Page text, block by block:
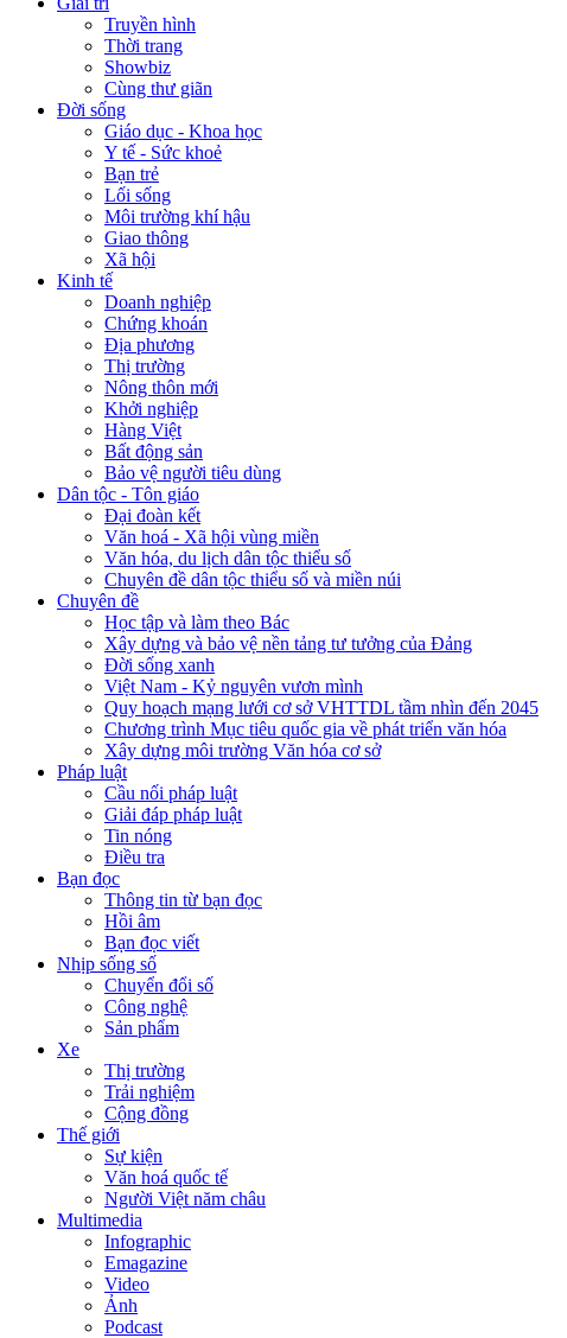
Truyền hình
Thời trang
Showbiz
Cùng thư giãn
Đời sống
Giáo dục - Khoa học
Y tế - Sức khoẻ
Bạn trẻ
Lối sống
Môi trường khí hậu
Giao thông
Xã hội
Kinh tế
Doanh nghiệp
Chứng khoán
Địa phương
Thị trường
Nông thôn mới
Khởi nghiệp
Hàng Việt
Bất động sản
Bảo vệ người tiêu dùng
Dân tộc - Tôn giáo
Đại đoàn kết
Văn hoá - Xã hội vùng miền
Văn hóa, du lịch dân tộc thiểu số
Chuyên đề dân tộc thiểu số và miền núi
Chuyên đề
Học tập và làm theo Bác
Xây dựng và bảo vệ nền tảng tư tưởng của Đảng
Đời sống xanh
Việt Nam - Kỷ nguyên vươn mình
Quy hoạch mạng lưới cơ sở VHTTDL tầm nhìn đến 2045
Chương trình Mục tiêu quốc gia về phát triển văn hóa
Xây dựng môi trường Văn hóa cơ sở
Pháp luật
Cầu nối pháp luật
Giải đáp pháp luật
Tin nóng
Điều tra
Bạn đọc
Thông tin từ bạn đọc
Hồi âm
Bạn đọc viết
Nhịp sống số
Chuyển đổi số
Công nghệ
Sản phẩm
Xe
Thị trường
Trải nghiệm
Cộng đồng
Thế giới
Sự kiện
Văn hoá quốc tế
Người Việt năm châu
Multimedia
Infographic
Emagazine
Video
Ảnh
Podcast